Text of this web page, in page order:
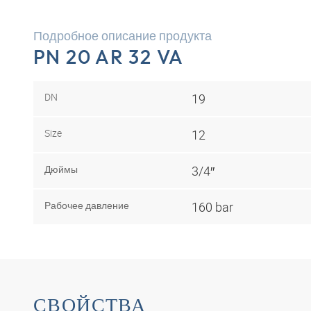
Подробное описание продукта
PN 20 AR 32 VA
DN 19
Size 12
Дюймы 3/4″
Рабочее давление 160 bar
СВОЙСТВА